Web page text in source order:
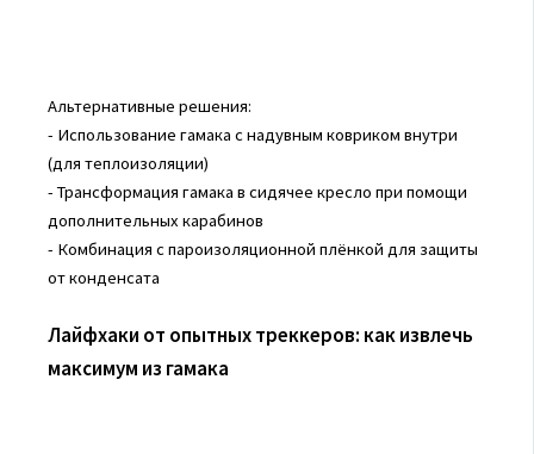
Альтернативные решения:
- Использование гамака с надувным ковриком внутри
(для теплоизоляции)
- Трансформация гамака в сидячее кресло при помощи
дополнительных карабинов
- Комбинация с пароизоляционной плёнкой для защиты
от конденсата
Лайфхаки от опытных треккеров: как извлечь
максимум из гамака